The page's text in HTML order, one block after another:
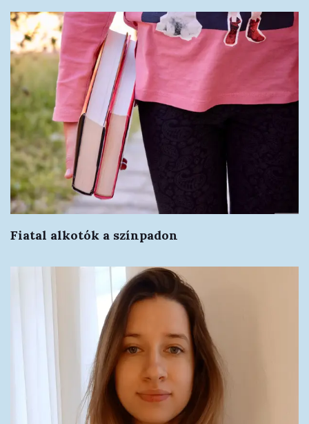
Fiatal alkotók a színpadon